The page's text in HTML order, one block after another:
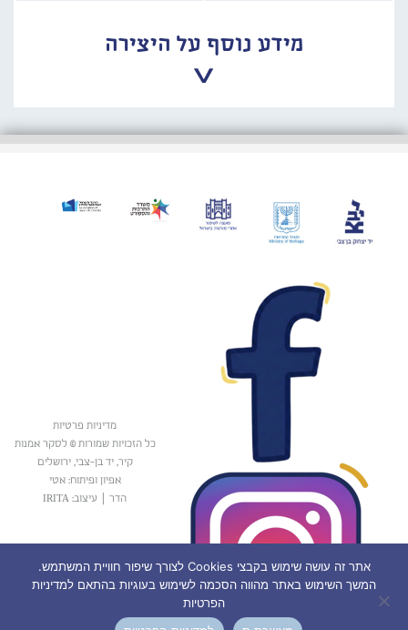
מידע נוסף על היצירה
מדיניות פרטיות
כל הזכויות שמורות © לסקר אמנות
קיר, יד בן-צבי, ירושלים
אפיון ופיתוח: אטי
הדר
עיצוב: IRITA
אתר זה עושה שימוש בקבצי Cookies לצורך שיפור חוויית המשתמש.
המשך השימוש באתר מהווה הסכמה לשימוש בעוגיות בהתאם למדיניות
הפרטיות